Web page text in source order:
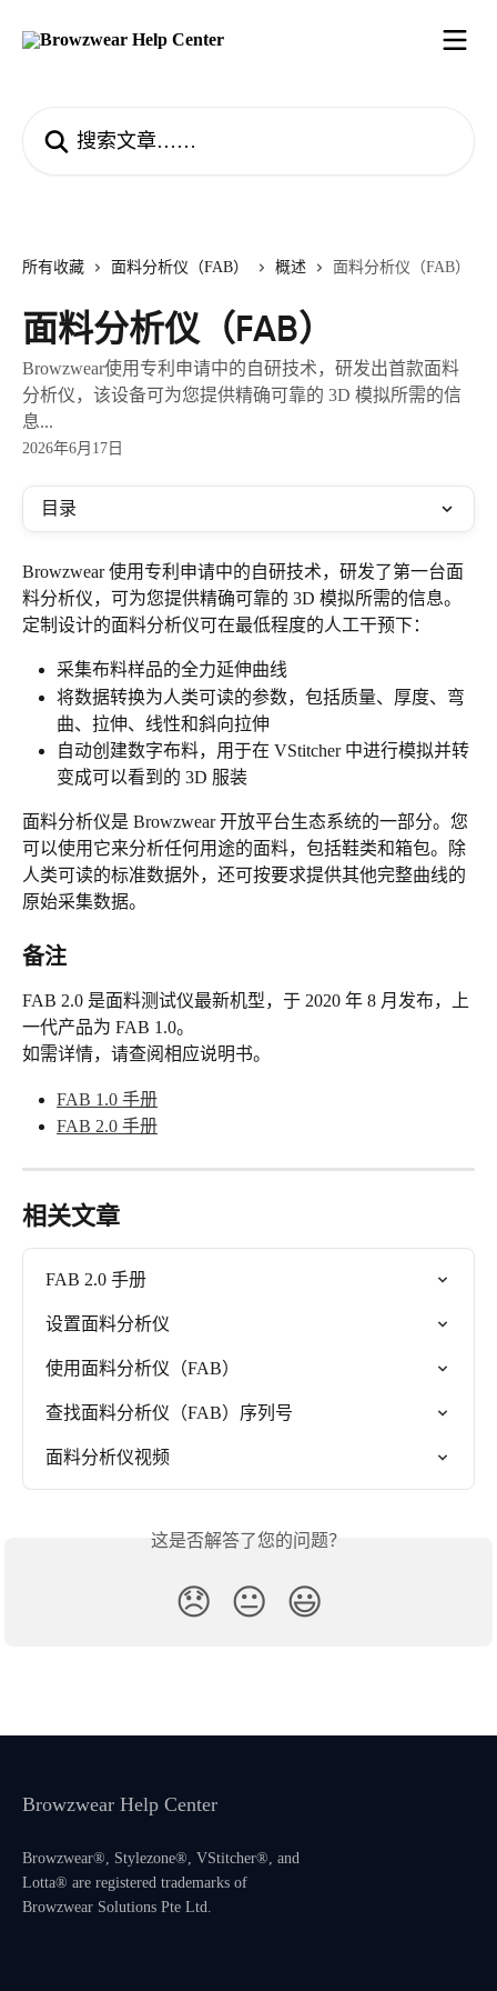
所有收藏 面料分析仪（FAB） 概述 面料分析仪（FAB）
面料分析仪（FAB）
Browzwear使用专利申请中的自研技术，研发出首款面料
分析仪，该设备可为您提供精确可靠的 3D 模拟所需的信
息...
2026年6月17日
目录
Browzwear 使用专利申请中的自研技术，研发了第一台面
料分析仪，可为您提供精确可靠的 3D 模拟所需的信息。
定制设计的面料分析仪可在最低程度的人工干预下：
采集布料样品的全力延伸曲线
将数据转换为人类可读的参数，包括质量、厚度、弯
曲、拉伸、线性和斜向拉伸
自动创建数字布料，用于在 VStitcher 中进行模拟并转
变成可以看到的 3D 服装
面料分析仪是 Browzwear 开放平台生态系统的一部分。您
可以使用它来分析任何用途的面料，包括鞋类和箱包。除
人类可读的标准数据外，还可按要求提供其他完整曲线的
原始采集数据。
备注
FAB 2.0 是面料测试仪最新机型，于 2020 年 8 月发布，上
一代产品为 FAB 1.0。
如需详情，请查阅相应说明书。
FAB 1.0 手册
FAB 2.0 手册
相关文章
FAB 2.0 手册
设置面料分析仪
使用面料分析仪（FAB）
查找面料分析仪（FAB）序列号
面料分析仪视频
这是否解答了您的问题？
😞 😐 😃
Browzwear Help Center
Browzwear®, Stylezone®, VStitcher®, and
Lotta® are registered trademarks of
Browzwear Solutions Pte Ltd.